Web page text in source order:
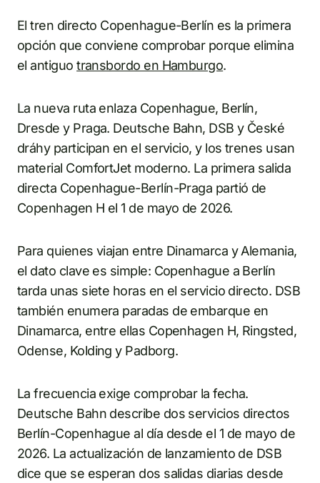
El tren directo Copenhague-Berlín es la primera
opción que conviene comprobar porque elimina
el antiguotransbordo en Hamburgo.
La nueva ruta enlaza Copenhague, Berlín,
Dresde y Praga. Deutsche Bahn, DSB y České
dráhy participan en el servicio, y los trenes usan
material ComfortJet moderno. La primera salida
directa Copenhague-Berlín-Praga partió de
Copenhagen H el 1 de mayo de 2026.
Para quienes viajan entre Dinamarca y Alemania,
el dato clave es simple: Copenhague a Berlín
tarda unas siete horas en el servicio directo. DSB
también enumera paradas de embarque en
Dinamarca, entre ellas Copenhagen H, Ringsted,
Odense, Kolding y Padborg.
La frecuencia exige comprobar la fecha.
Deutsche Bahn describe dos servicios directos
Berlín-Copenhague al día desde el 1 de mayo de
2026. La actualización de lanzamiento de DSB
dice que se esperan dos salidas diarias desde